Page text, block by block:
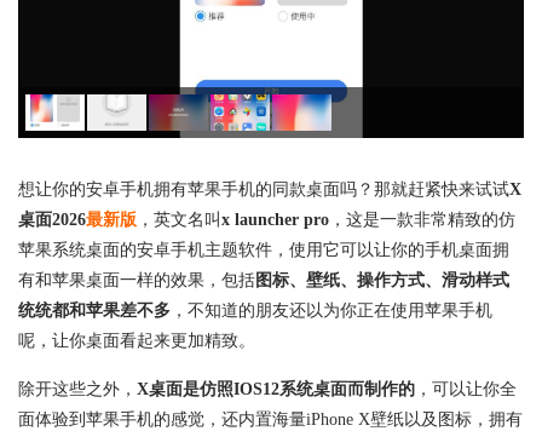
想让你的安卓手机拥有苹果手机的同款桌面吗？那就赶紧快来试试X
桌面2026最新版 ，英文名叫 x launcher pro ，这是一款非常精致的仿
苹果系统桌面的安卓手机主题软件，使用它可以让你的手机桌面拥
有和苹果桌面一样的效果，包括图标、壁纸、操作方式、滑动样式
统统都和苹果差不多 ，不知道的朋友还以为你正在使用苹果手机
呢，让你桌面看起来更加精致。
除开这些之外， X桌面是仿照IOS12系统桌面而制作的 ，可以让你全
面体验到苹果手机的感觉，还内置海量iPhone X壁纸以及图标，拥有